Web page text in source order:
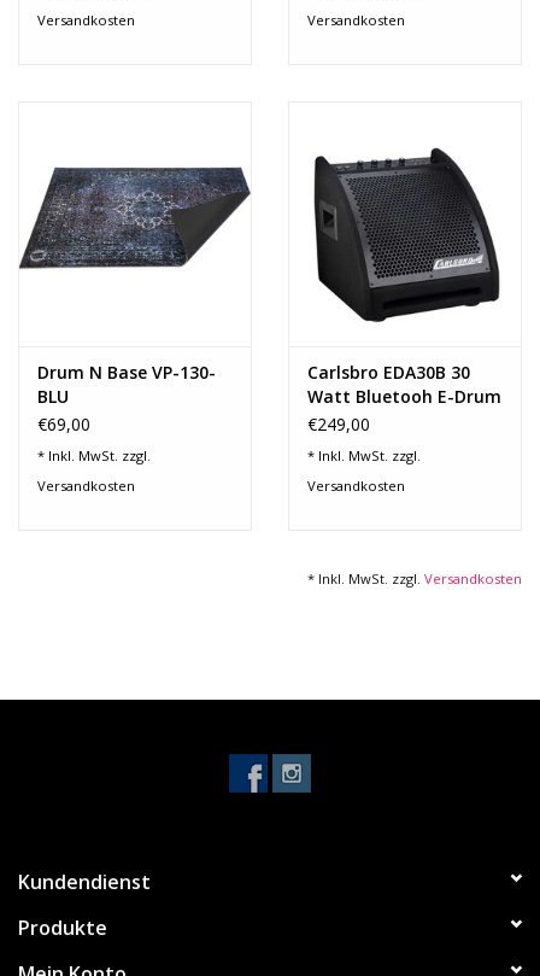
Versandkosten
Versandkosten
Drum N Base VP-130-
BLU
Schlagzeugteppich
€69,00
* Inkl. MwSt. zzgl.
Versandkosten
Carlsbro EDA30B 30
Watt Bluetooh E-Drum
Monitor
€249,00
* Inkl. MwSt. zzgl.
Versandkosten
* Inkl. MwSt. zzgl. Versandkosten
Kundendienst
Produkte